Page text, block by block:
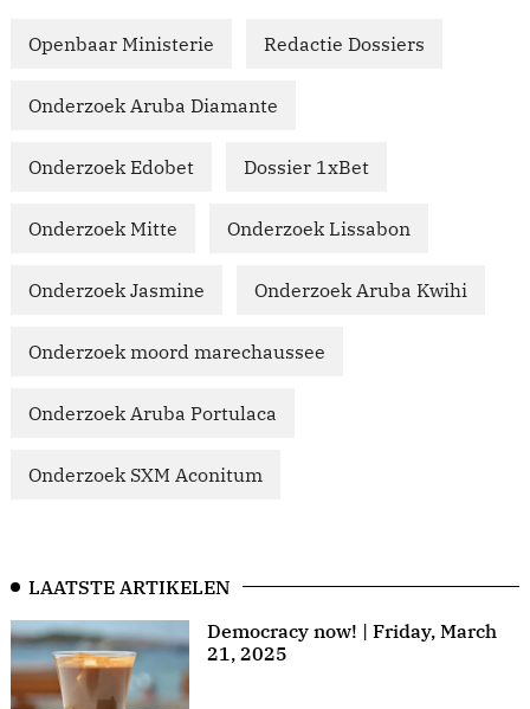
Openbaar Ministerie Redactie Dossiers
Onderzoek Aruba Diamante
Onderzoek Edobet Dossier 1xBet
Onderzoek Mitte Onderzoek Lissabon
Onderzoek Jasmine Onderzoek Aruba Kwihi
Onderzoek moord marechaussee
Onderzoek Aruba Portulaca
Onderzoek SXM Aconitum
LAATSTE ARTIKELEN
Democracy now! | Friday, March
21, 2025